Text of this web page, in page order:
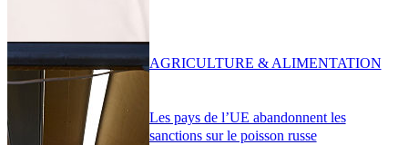
Les pays de l’UE abandonnent les
sanctions sur le poisson russe
AGRICULTURE & ALIMENTATION